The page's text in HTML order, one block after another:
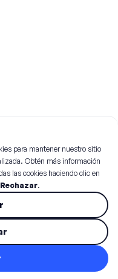
para mantener nuestro sitio
Obtén más información
las cookies haciendo clic en
Rechazar.